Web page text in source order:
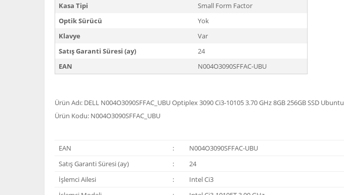
Kasa Tipi
Small Form Factor
Optik Sürücü
Yok
Klavye
Var
Satış Garanti Süresi (ay)
24
EAN
N004O3090SFFAC-UBU
Ürün Adı: DELL N004O3090SFFAC_UBU Optiplex 3090 Ci3-10105 3.70 GHz 8GB 256GB SSD Ubuntu
Ürün Kodu: N004O3090SFFAC_UBU
EAN :
N004O3090SFFAC-UBU
Satış Garanti Süresi (ay)
:
24
İşlemci Ailesi
:
Intel Ci3